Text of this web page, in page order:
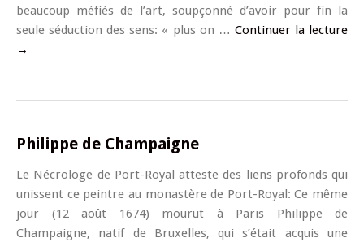
beaucoup méfiés de l’art, soupçonné d’avoir pour fin la
seule séduction des sens: « plus on … Continuer la lecture
→
Philippe de Champaigne
Le Nécrologe de Port-Royal atteste des liens profonds qui
unissent ce peintre au monastère de Port-Royal: Ce même
jour (12 août 1674) mourut à Paris Philippe de
Champaigne, natif de Bruxelles, qui s’était acquis une